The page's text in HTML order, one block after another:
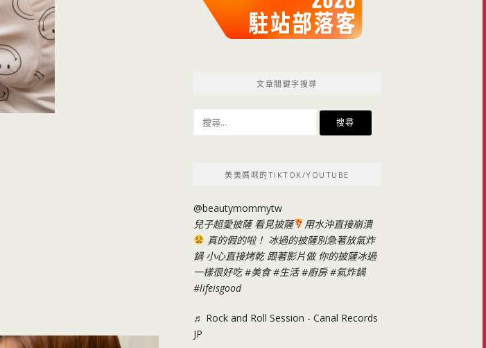
文章關鍵字搜尋
尋
美美媽咪的TIKTOK/YOUTUBE
@beautymommytw
兒子超愛披薩 看見披薩
用水沖直接崩潰
真的假的啦！ 冰過的披薩別急著放氣炸
鍋 小心直接烤乾 跟著影片做 你的披薩冰過
一樣很好吃#美食 #生活 #廚房 #氣炸鍋
#lifeisgood
♬ Rock and Roll Session - Canal Records
JP